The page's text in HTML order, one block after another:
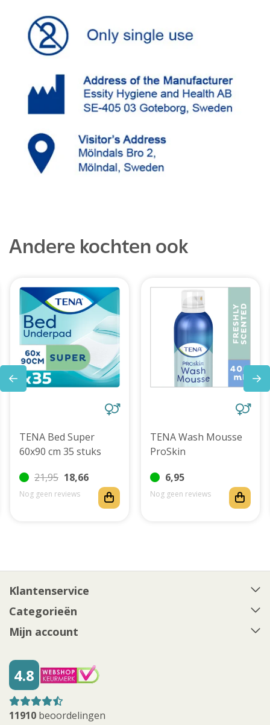
Andere kochten ook
TENA Bed Super
60x90 cm 35 stuks
21,95 18,66
Nog geen reviews
TENA Wash Mousse
ProSkin
6,95
Nog geen reviews
Klantenservice
Categorieën
Mijn account
4.8
11910 beoordelingen